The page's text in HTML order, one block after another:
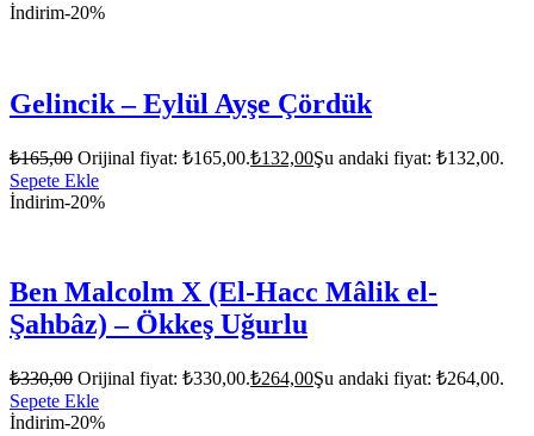
İndirim-20%
Gelincik – Eylül Ayşe Çördük
₺165,00 Orijinal fiyat: ₺165,00.₺132,00Şu andaki fiyat: ₺132,00.
Sepete Ekle
İndirim-20%
Ben Malcolm X (El-Hacc Mâlik el-
Şahbâz) – Ökkeş Uğurlu
₺330,00 Orijinal fiyat: ₺330,00.₺264,00Şu andaki fiyat: ₺264,00.
Sepete Ekle
İndirim-20%